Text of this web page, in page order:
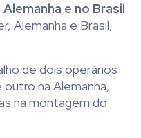
e no Brasil
Alemanha e Brasil,
de dois operários
outro na Alemanha,
na montagem do